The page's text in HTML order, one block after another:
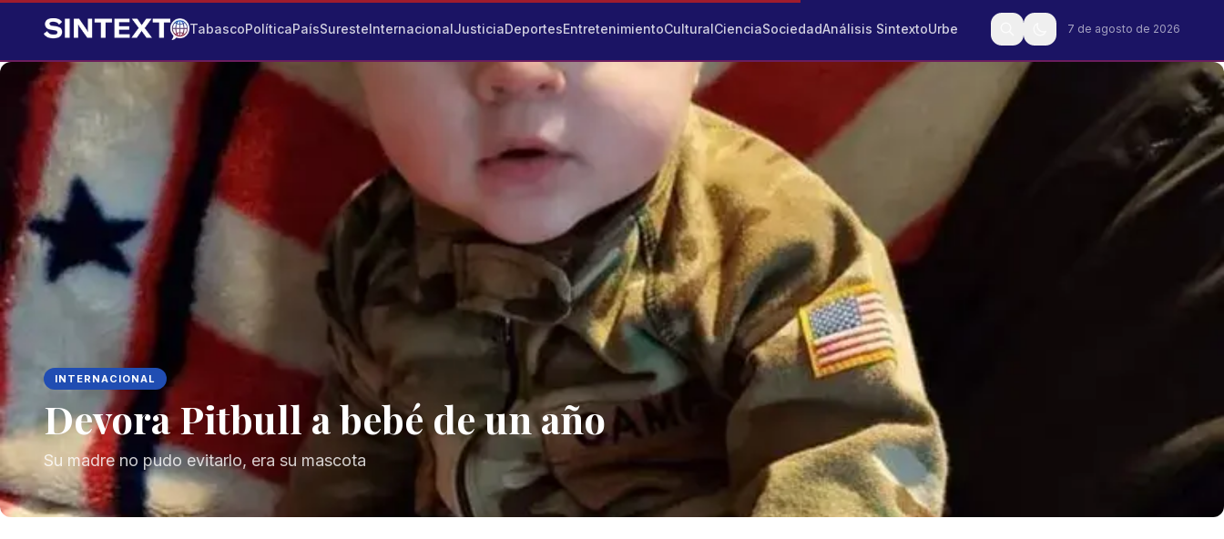
TabascoPolíticaPaísSuresteInternacionalJusticiaDeportesEntretenimientoCulturalCienciaSociedadAnálisis SintextoUrbe 7 de agosto de 2026
INTERNACIONAL
Devora Pitbull a bebé de un año
Su madre no pudo evitarlo, era su mascota